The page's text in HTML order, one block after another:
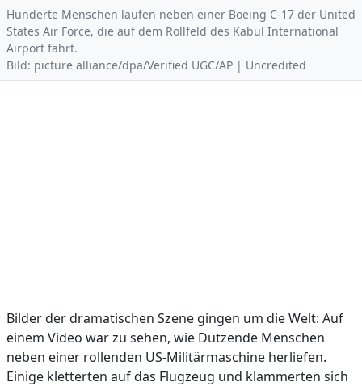
Hunderte Menschen laufen neben einer Boeing C-17 der United
States Air Force, die auf dem Rollfeld des Kabul International
Airport fährt.
Bild: picture alliance/dpa/Verified UGC/AP | Uncredited
Bilder der dramatischen Szene gingen um die Welt: Auf
einem Video war zu sehen, wie Dutzende Menschen
neben einer rollenden US-Militärmaschine herliefen.
Einige kletterten auf das Flugzeug und klammerten sich